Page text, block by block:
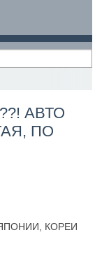
АВТО
ПО